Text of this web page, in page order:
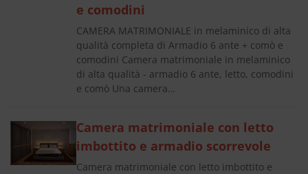
e comodini
CAMERA MATRIMONIALE in melaminico di alta
qualità completa di Armadio 6 ante + comò e
comodini Camera matrimoniale in melaminico
di alta qualità - armadio 6 ante, letto, comodini
e comò Una camera…
Camera matrimoniale con letto
imbottito e armadio scorrevole
Camera matrimoniale con letto imbottito e